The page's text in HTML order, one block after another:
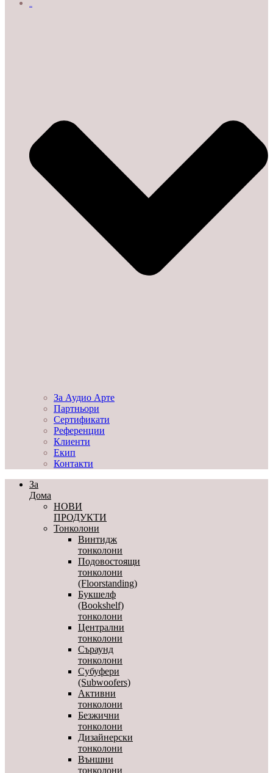
За Аудио Арте
Партньори
Сертификати
Референции
Клиенти
Екип
Контакти
За
Дома
НОВИ
ПРОДУКТИ
Тонколони
Винтидж
тонколони
Подовостоящи
тонколони
(Floorstanding)
Букшелф
(Bookshelf)
тонколони
Централни
тонколони
Съраунд
тонколони
Субуфери
(Subwoofers)
Активни
тонколони
Безжични
тонколони
Дизайнерски
тонколони
Външни
тонколони